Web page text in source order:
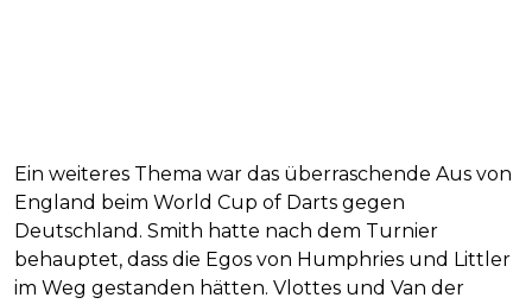
Ein weiteres Thema war das überraschende Aus von
England beim World Cup of Darts gegen
Deutschland. Smith hatte nach dem Turnier
behauptet, dass die Egos von Humphries und Littler
im Weg gestanden hätten. Vlottes und Van der